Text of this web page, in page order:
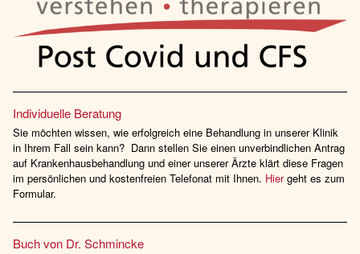
Individuelle Beratung
Sie möchten wissen, wie erfolgreich eine Behandlung in unserer Klinik
in Ihrem Fall sein kann? Dann stellen Sie einen unverbindlichen Antrag
auf Krankenhausbehandlung und einer unserer Ärzte klärt diese Fragen
im persönlichen und kostenfreien Telefonat mit Ihnen. Hiergeht es zum
Formular.
Buch von Dr. Schmincke